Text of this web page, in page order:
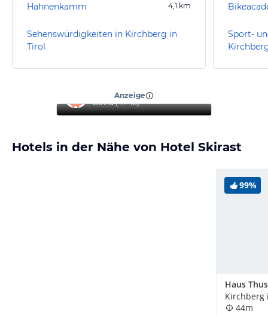
Hahnenkamm 4,1 km
Sehenswürdigkeiten in Kirchberg in
Tirol
Sport-
Anzeige
David (41-45)
Hotels in der Nähe von Hotel Skirast
99%
Kirchberg
44m